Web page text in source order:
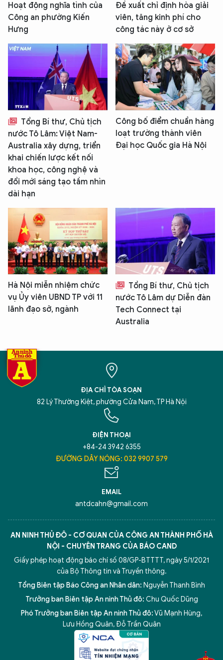
Hoạt động nghĩa tình của
Công an phường Kiến
Hưng
Đề xuất chỉ định hòa giải
viên, tăng kinh phí cho
công tác này ở cơ sở
Tổng Bí thư, Chủ tịch
nước Tô Lâm: Việt Nam-
Australia xây dựng, triển
khai chiến lược kết nối
khoa học, công nghệ và
đổi mới sáng tạo tầm nhìn
dài hạn
Công bố điểm chuẩn hàng
loạt trường thành viên
Đại học Quốc gia Hà Nội
Hà Nội miễn nhiệm chức
vụ Ủy viên UBND TP với 11
lãnh đạo sở, ngành
Tổng Bí thư, Chủ tịch
nước Tô Lâm dự Diễn đàn
Tech Connect tại
Australia
ĐỊA CHỈ TÒA SOẠN
82 Lý Thường Kiệt, phường Cửa Nam, TP Hà Nội
ĐIỆN THOẠI
+84-24 3942 6355
ĐƯỜNG DÂY NÓNG: 032 9907 579
EMAIL
antdcahn@gmail.com
AN NINH THỦ ĐÔ - CƠ QUAN CỦA CÔNG AN THÀNH PHỐ HÀ
NỘI - CHUYÊN TRANG CỦA BÁO CAND
Giấy phép hoạt động báo chí số 08/GP-BTTTT, ngày 5/1/2021
của Bộ Thông tin và Truyền thông.
Tổng Biên tập Báo Công an Nhân dân: Nguyễn Thanh Bình
Trưởng ban Biên tập An ninh Thủ đô: Chu Quốc Dũng
Phó Trưởng ban Biên tập An ninh Thủ đô:Vũ Mạnh Hùng,
Lưu Hồng Quân, Đỗ Trần Quân
5 điểm nghẽn của Hà Nội giải pháp xử lý điểm nghẽn của